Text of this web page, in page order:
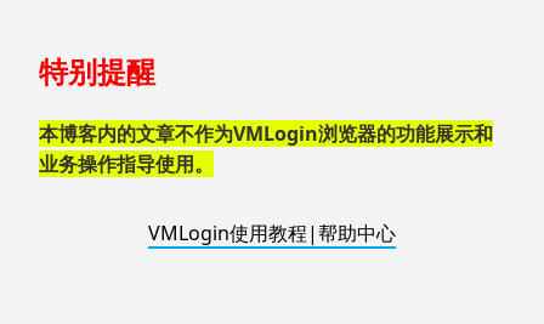
至
脚
特别提醒
本博客内的文章不作为VMLogin浏览器的功能展示和
业务操作指导使用。
VMLogin使用教程|帮助中心